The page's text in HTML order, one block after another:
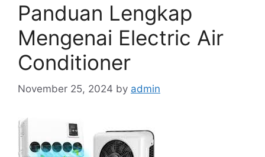
Panduan Lengkap
Mengenai Electric Air
Conditioner
November 25, 2024 by admin